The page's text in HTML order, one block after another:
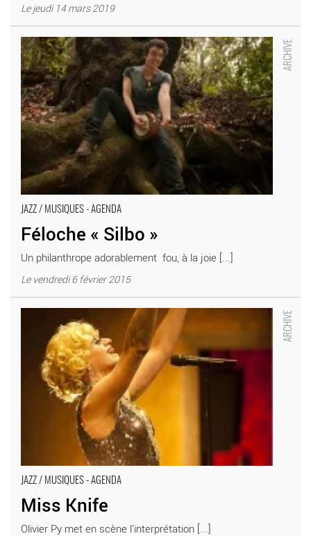
Le jeudi 14 mars 2019
JAZZ / MUSIQUES - AGENDA
Féloche « Silbo »
Un philanthrope adorablement fou, à la joie [...]
Le vendredi 6 février 2015
Théâtre d’Ivry Antoine Vitez
JAZZ / MUSIQUES - AGENDA
Miss Knife
Olivier Py met en scène l’interprétation [...]
Théâtre d’Ivry